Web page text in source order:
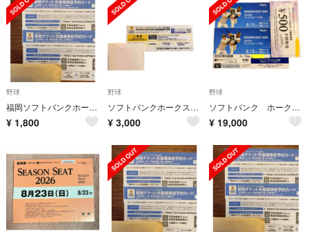
野球
福岡ソフトバンクホークス 観戦チケット2枚 先着順事前予約 公式戦
¥ 1,800
野球
ソフトバンクホークス 8月15日 駐車場事前予約券 みずほ PayPayドーム
¥ 3,000
野球
ソフトバンク ホークス チケット 8/15 8月15日
¥ 19,000